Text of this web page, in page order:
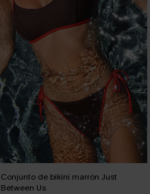
Conjunto de bikini marrón Just
Between Us